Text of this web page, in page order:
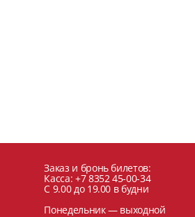
Заказ и бронь билетов:
Касса: +7 8352 45-00-34
C 9.00 до 19.00 в будни
Понедельник — выходной